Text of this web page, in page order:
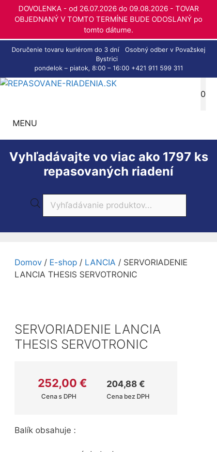
DOVOLENKA - od 26.07.2026 do 09.08.2026 - TOVAR
OBJEDNANÝ V TOMTO TERMÍNE BUDE ODOSLANÝ po
tomto dátume.
Preskočiť
Doručenie tovaru kuriérom do 3 dní Osobný odber v Považskej
Bystrici
pondelok – piatok, 8:00 – 16:00 +421 911 599 311
0
MENU
Vyhľadávajte vo viac ako 1797 ks
repasovaných riadení
Products
search
Domov / E-shop / LANCIA / SERVORIADENIE
LANCIA THESIS SERVOTRONIC
SERVORIADENIE LANCIA
THESIS SERVOTRONIC
252,00 €
Cena s DPH
204,88 €
Cena bez DPH
Balík obsahuje :